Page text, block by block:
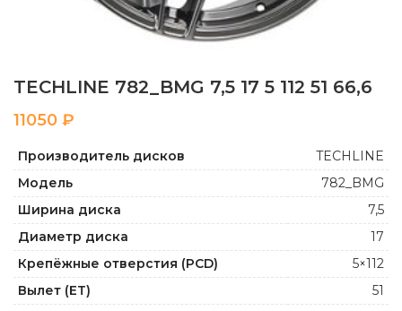
TECHLINE 782_BMG 7,5 17 5 112 51 66,6
₽
Производитель дисков
TECHLINE
Модель
782_BMG
Ширина диска
7,5
Диаметр диска
17
Крепёжные отверстия (PCD)
5×112
Вылет (ET)
51